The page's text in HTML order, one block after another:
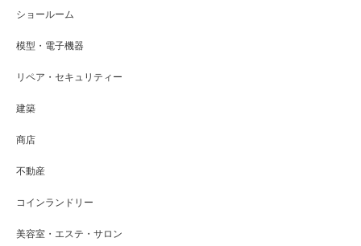
ショールーム
模型・電子機器
リペア・セキュリティー
建築
商店
不動産
コインランドリー
美容室・エステ・サロン